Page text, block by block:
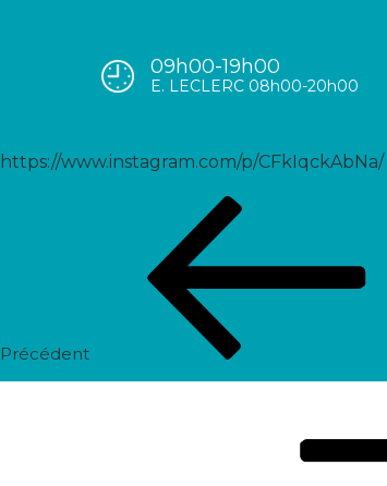
09h00-19h00
E. LECLERC 08h00-20h00
17860654223147324
https://www.instagram.com/p/CFkIqckAbNa/
Précédent
Prochain